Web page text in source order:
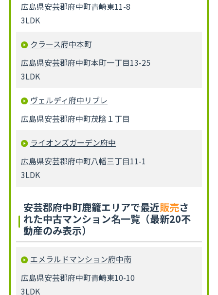
広島県安芸郡府中町青崎東11-8
3LDK
クラース府中本町
広島県安芸郡府中町本町一丁目13-25
3LDK
ヴェルディ府中リブレ
広島県安芸郡府中町茂陰１丁目
ライオンズガーデン府中
広島県安芸郡府中町八幡三丁目11-1
3LDK
安芸郡府中町鹿籠エリアで最近販売さ
れた中古マンション名一覧（最新20不
動産のみ表示）
エメラルドマンション府中南
広島県安芸郡府中町青崎東10-10
3LDK